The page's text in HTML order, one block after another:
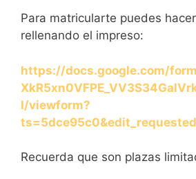
Para matricularte puedes
rellenando el impreso:
https://docs.google.com/
I/viewform?
Recuerda que son plazas